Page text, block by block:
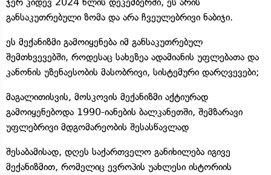
განსაკუთრებული ზომა და არა ჩვეულებრივი ნაბიჯი.
ეს მექანიზმი გამოიყენება იმ განსაკუთრებულ
შემთხვევებში, როდესაც სახეზეა ადამიანის უფლებათა და
კანონის უზენაესობის მასობრივი, სისტემური დარღვევები;
მაგალითისვის, მოსკოვის მექანიზმი აქტიურად
გამოიყენებოდა 1990-იანების ბალკანეთში, შემზარავი
უფლებრივი მდგომარეობის შესასწავლად
შესაბამისად, დღეს საქართველო განიხილება იგივე
მექანიზმით, რომელიც ევროპის უახლესი ისტორიის